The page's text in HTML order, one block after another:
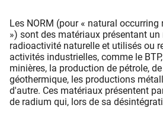
Les NORM (pour « natural
») sont des matériaux présentant
radioactivité naturelle et utilisés ou
activités industrielles, comme le
minières, la production de pétrole,
géothermique, les productions
d'autre. Ces matériaux présentent
de radium qui, lors de sa